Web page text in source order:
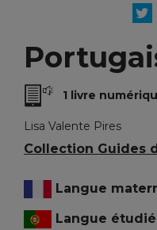
1 livre
Lisa Valente Pires
Collection Guides
Langue
Langue